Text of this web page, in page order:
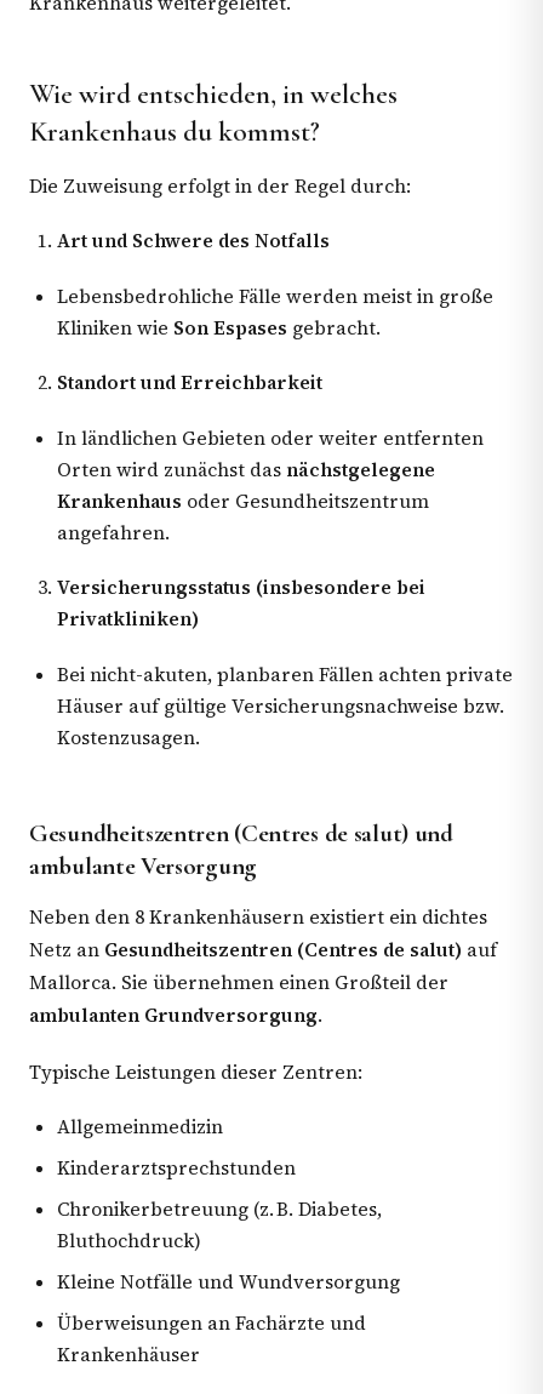
Wie wird entschieden, in welches
Krankenhaus du kommst?
Die Zuweisung erfolgt in der Regel durch:
Art und Schwere des Notfalls
Lebensbedrohliche Fälle werden meist in große
Kliniken wie Son Espases gebracht.
Standort und Erreichbarkeit
In ländlichen Gebieten oder weiter entfernten
Orten wird zunächst das nächstgelegene
Krankenhaus oder Gesundheitszentrum
angefahren.
Versicherungsstatus (insbesondere bei
Privatkliniken)
Bei nicht-akuten, planbaren Fällen achten private
Häuser auf gültige Versicherungsnachweise bzw.
Kostenzusagen.
Gesundheitszentren (Centres de salut) und
ambulante Versorgung
Neben den 8 Krankenhäusern existiert ein dichtes
Netz an Gesundheitszentren (Centres de salut) auf
Mallorca. Sie übernehmen einen Großteil der
ambulanten Grundversorgung.
Typische Leistungen dieser Zentren:
Allgemeinmedizin
Kinderarztsprechstunden
Chronikerbetreuung (z. B. Diabetes,
Bluthochdruck)
Kleine Notfälle und Wundversorgung
Überweisungen an Fachärzte und
Krankenhäuser